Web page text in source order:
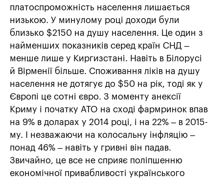
платоспроможність населення лишається
низькою. У минулому році доходи були
близько $2150 на душу населення. Це один з
найменших показників серед країн СНД –
менше лише у Киргизстані. Навіть в Білорусі
й Вірменії більше. Споживання ліків на душу
населення не дотягує до $50 на рік, тоді як у
Європі це сотні євро. З моменту анексії
Криму і початку АТО на сході фармринок впав
на 9% в доларах у 2014 році, і на 22% – в 2015-
му. І незважаючи на колосальну інфляцію –
понад 46% – навіть у гривні він падав.
Звичайно, це все не сприяє поліпшенню
економічної привабливості українського